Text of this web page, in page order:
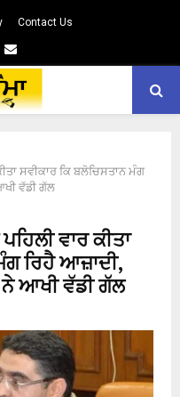
Contact Us
Email
ਸਵੀਕਾਰ ਕਿ ਬਲੋਚਿਸਤਾਨ ਮੰਗ
ਵੱਡੀ ਗੱਲ
ਵਾਰ ਕੀਤਾ
ਰਿਹੈ ਆਜ਼ਾਦੀ,
ਨੇ ਆਖੀ ਵੱਡੀ ਗੱਲ